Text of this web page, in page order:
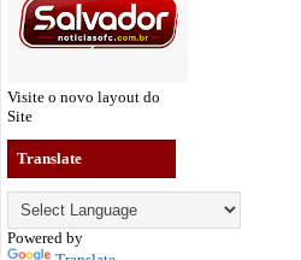
Visite o novo layout do
Site
Translate
Powered by